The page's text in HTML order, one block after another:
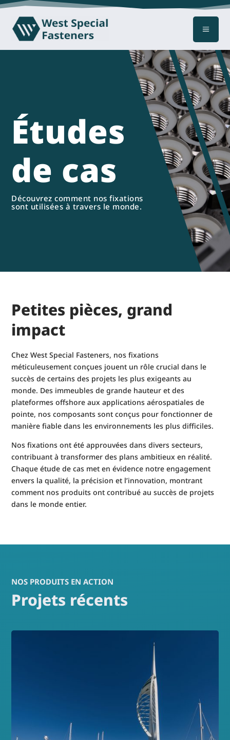
a
Études
de cas
Découvrez comment nos fixations
sont utilisées à travers le monde.
Petites pièces, grand
impact
Chez West Special Fasteners, nos fixations
méticuleusement conçues jouent un rôle crucial dans le
succès de certains des projets les plus exigeants au
monde. Des immeubles de grande hauteur et des
plateformes offshore aux applications aérospatiales de
pointe, nos composants sont conçus pour fonctionner de
manière fiable dans les environnements les plus difficiles.
Nos fixations ont été approuvées dans divers secteurs,
contribuant à transformer des plans ambitieux en réalité.
Chaque étude de cas met en évidence notre engagement
envers la qualité, la précision et l’innovation, montrant
comment nos produits ont contribué au succès de projets
dans le monde entier.
NOS PRODUITS EN ACTION
Projets récents